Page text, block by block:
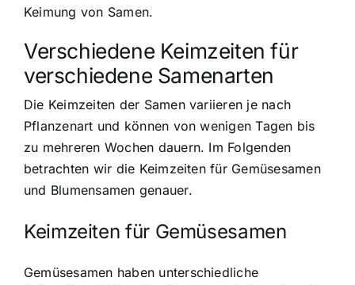
Keimung von Samen.
Verschiedene Keimzeiten für
verschiedene Samenarten
Die Keimzeiten der Samen variieren je nach
Pflanzenart und können von wenigen Tagen bis
zu mehreren Wochen dauern. Im Folgenden
betrachten wir die Keimzeiten für Gemüsesamen
und Blumensamen genauer.
Keimzeiten für Gemüsesamen
Gemüsesamen haben unterschiedliche